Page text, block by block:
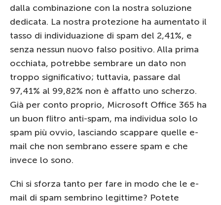
dalla combinazione con la nostra soluzione
dedicata. La nostra protezione ha aumentato il
tasso di individuazione di spam del 2,41%, e
senza nessun nuovo falso positivo. Alla prima
occhiata, potrebbe sembrare un dato non
troppo significativo; tuttavia, passare dal
97,41% al 99,82% non è affatto uno scherzo.
Già per conto proprio, Microsoft Office 365 ha
un buon flitro anti-spam, ma individua solo lo
spam più ovvio, lasciando scappare quelle e-
mail che non sembrano essere spam e che
invece lo sono.
Chi si sforza tanto per fare in modo che le e-
mail di spam sembrino legittime? Potete